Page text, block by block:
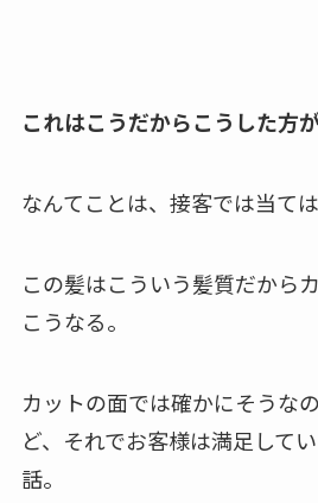
これはこうだからこうした方が
なんてことは、接客では当て
この髪はこういう髪質だから
こうなる。
カットの面では確かにそうな
ど、それでお客様は満足して
話。